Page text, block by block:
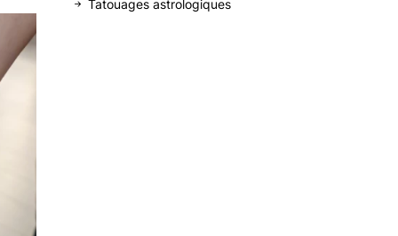
Tatouages astrologiques